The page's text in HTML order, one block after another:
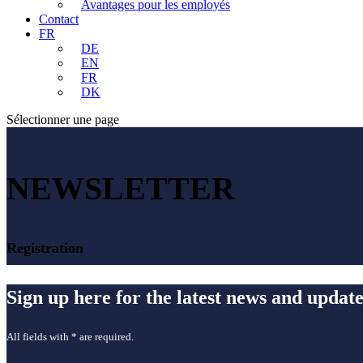
Avantages pour les employés
Contact
FR
DE
EN
FR
DK
Sélectionner une page
NEWSLETTER
Registration
Sign up here for the latest news and
All fields with * are required.